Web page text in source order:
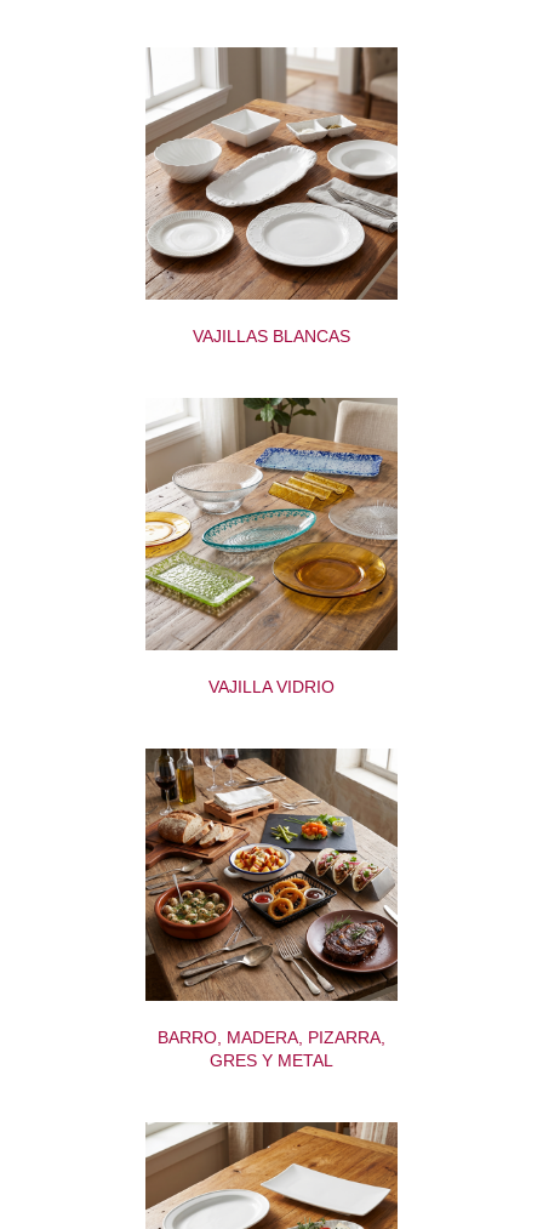
VAJILLAS BLANCAS
VAJILLA VIDRIO
BARRO, MADERA, PIZARRA,
GRES Y METAL